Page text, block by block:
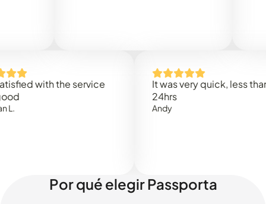
with the service
It was very quick, less than
Por qué elegir Passporta